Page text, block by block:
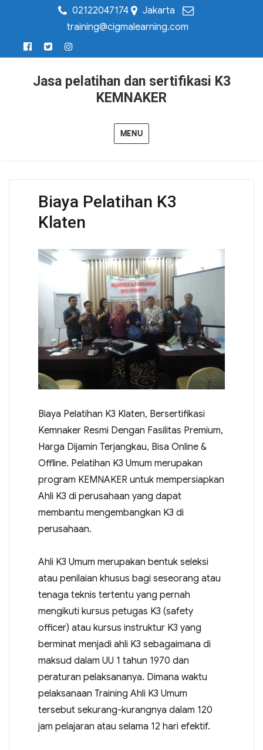
02122047174
Jakarta
training@cigmalearning.com
Jasa pelatihan dan sertifikasi K3
KEMNAKER
MENU
Biaya Pelatihan K3
Klaten
Biaya Pelatihan K3 Klaten, Bersertifikasi
Kemnaker Resmi Dengan Fasilitas Premium,
Harga Dijamin Terjangkau, Bisa Online &
Offline. Pelatihan K3 Umum merupakan
program KEMNAKER untuk mempersiapkan
Ahli K3 di perusahaan yang dapat
membantu mengembangkan K3 di
perusahaan.
Ahli K3 Umum merupakan bentuk seleksi
atau penilaian khusus bagi seseorang atau
tenaga teknis tertentu yang pernah
mengikuti kursus petugas K3 (safety
officer) atau kursus instruktur K3 yang
berminat menjadi ahli K3 sebagaimana di
maksud dalam UU 1 tahun 1970 dan
peraturan pelaksananya. Dimana waktu
pelaksanaan Training Ahli K3 Umum
tersebut sekurang-kurangnya dalam 120
jam pelajaran atau selama 12 hari efektif.